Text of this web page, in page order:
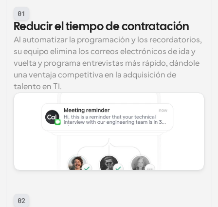
01
Reducir el tiempo de contratación
Al automatizar la programación y los recordatorios,
su equipo elimina los correos electrónicos de ida y
vuelta y programa entrevistas más rápido, dándole
una ventaja competitiva en la adquisición de
talento en TI.
02